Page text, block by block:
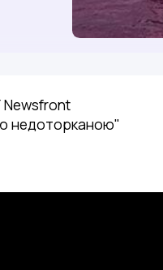
Newsfront
недоторканою"